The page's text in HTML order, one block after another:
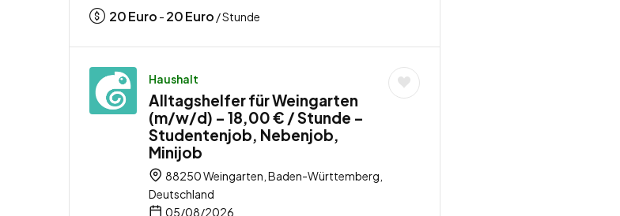
20Euro - 20Euro / Stunde
Haushalt
Alltagshelfer für Weingarten
(m/w/d) – 18,00 € / Stunde –
Studentenjob, Nebenjob,
Minijob
88250 Weingarten, Baden-Württemberg,
Deutschland
05/08/2026